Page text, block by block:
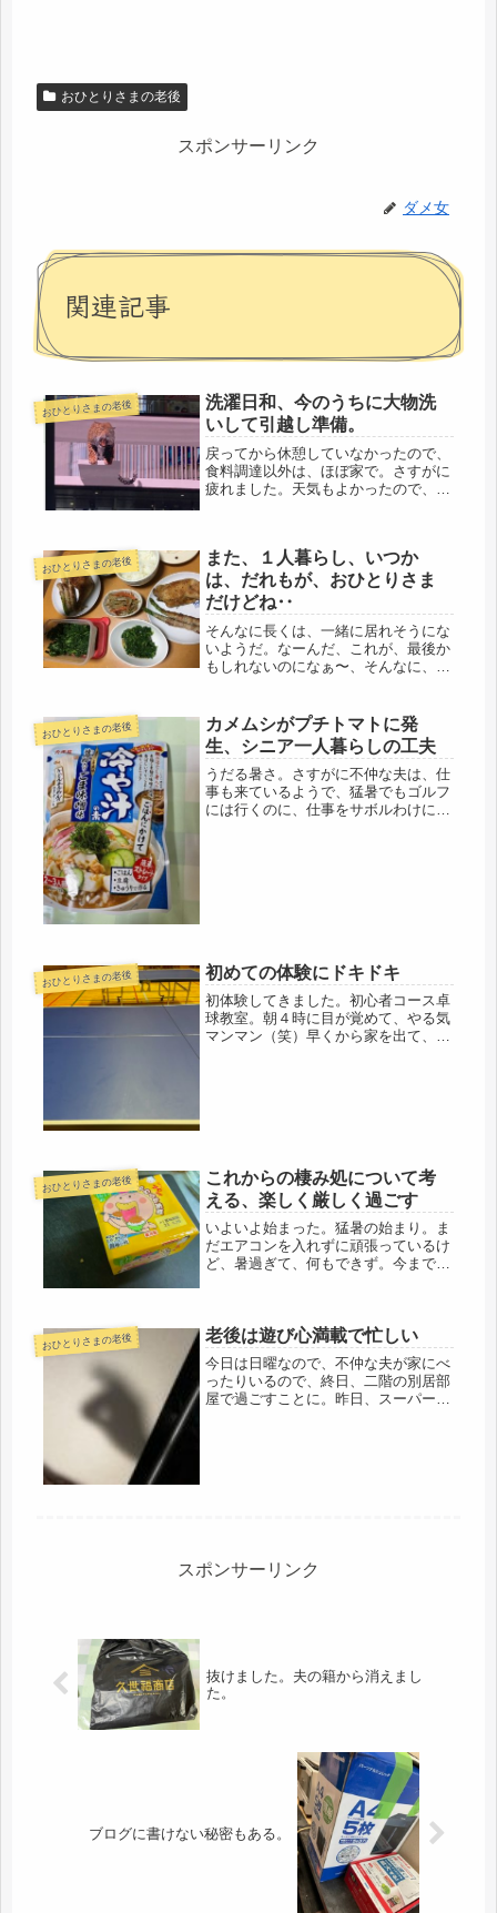
おひとりさまの老後
スポンサーリンク
ダメ女
関連記事
おひとりさまの老後
洗濯日和、今のうちに大物洗
いして引越し準備。
戻ってから休憩していなかったので、
食料調達以外は、ほぼ家で。さすがに
疲れました。天気もよかったので、ま
グ、といったデカイのを、思い切り洗
い...
おひとりさまの老後
また、１人暮らし、いつか
は、だれもが、おひとりさま
だけどね‥
そんなに長くは、一緒に居れそうにな
いようだ。なーんだ、これが、最後か
もしれないのになぁ〜、そんなに、一
去、長い独身時代に、何度も脱出を試
みたが、その度に、阻止され、とうと
う、...
おひとりさまの老後
カメムシがプチトマトに発
生、シニア一人暮らしの工夫
うだる暑さ。さすがに不仲な夫は、仕
事も来ているようで、猛暑でもゴルフ
には行くのに、仕事をサボルわけにも
おひとりさまの老後 初めての体験にドキドキ
初体験してきました。初心者コース卓
球教室。朝４時に目が覚めて、やる気
マンマン（笑）早くから家を出て、い
おひとりさまの老後
これからの棲み処について考
える、楽しく厳しく過ごす
いよいよ始まった。猛暑の始まり。ま
だエアコンを入れずに頑張っているけ
ど、暑過ぎて、何もできず。今までエ
関東の二階の私の生活スペースは、い
ま...
おひとりさまの老後 老後は遊び心満載で忙しい
今日は日曜なので、不仲な夫が家にべ
ったりいるので、終日、二階の別居部
屋で過ごすことに。昨日、スーパーで
スポンサーリンク
抜けました。夫の籍から消えまし
た。
ブログに書けない秘密もある。